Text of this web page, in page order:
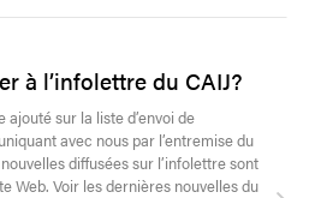
à l’infolettre du CAIJ?
sur la liste d’envoi de
avec nous par l’entremise du
diffusées sur l’infolettre sont
Web. Voir les dernières nouvelles du